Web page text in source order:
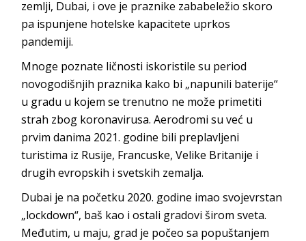
zemlji, Dubai, i ove je praznike zababeležio skoro
pa ispunjene hotelske kapacitete uprkos
pandemiji.
Mnoge poznate ličnosti iskoristile su period
novogodišnjih praznika kako bi „napunili baterije“
u gradu u kojem se trenutno ne može primetiti
strah zbog koronavirusa. Aerodromi su već u
prvim danima 2021. godine bili preplavljeni
turistima iz Rusije, Francuske, Velike Britanije i
drugih evropskih i svetskih zemalja.
Dubai je na početku 2020. godine imao svojevrstan
„lockdown“, baš kao i ostali gradovi širom sveta.
Međutim, u maju, grad je počeo sa popuštanjem